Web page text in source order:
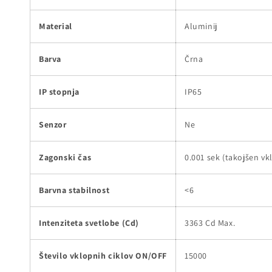
Material Aluminij
Barva Črna
IP stopnja IP65
Senzor Ne
Zagonski čas 0.001 sek (takojšen
Barvna stabilnost <6
Intenziteta svetlobe (Cd) 3363 Cd Max.
Število vklopnih ciklov ON/OFF 15000